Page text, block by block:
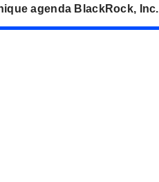
agenda BlackRock, Inc.